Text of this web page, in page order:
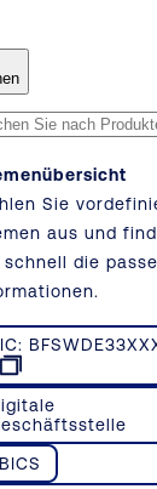
Sie
aus und
schnell die